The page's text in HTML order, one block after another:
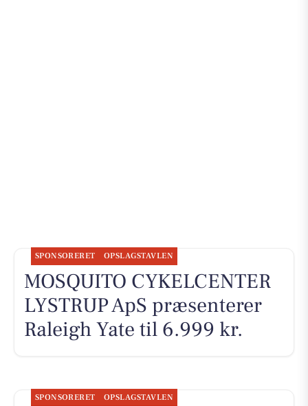
SPONSORERET OPSLAGSTAVLEN
MOSQUITO CYKELCENTER
LYSTRUP ApS præsenterer
Raleigh Yate til 6.999 kr.
SPONSORERET OPSLAGSTAVLEN